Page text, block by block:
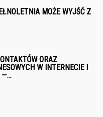
MOŻE WYJŚĆ Z
ORAZ
W INTERNECIE I
—...